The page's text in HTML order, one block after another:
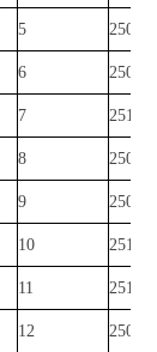
5
6
7
8
9
10
11
12